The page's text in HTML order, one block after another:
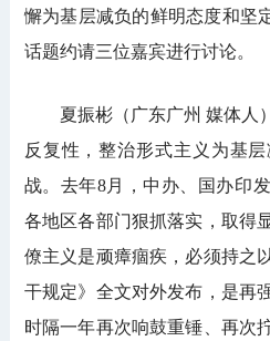
懈为基层减负的鲜明态度和坚
话题约请三位嘉宾进行讨论。
夏振彬（广东广州 媒体人
反复性，整治形式主义为基
战。去年8月，中办、国办印
各地区各部门狠抓落实，取得
僚主义是顽瘴痼疾，必须持之
干规定》全文对外发布，是再
时隔一年再次响鼓重锤、再次